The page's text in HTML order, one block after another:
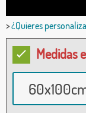
>¿Quieres
Medidas